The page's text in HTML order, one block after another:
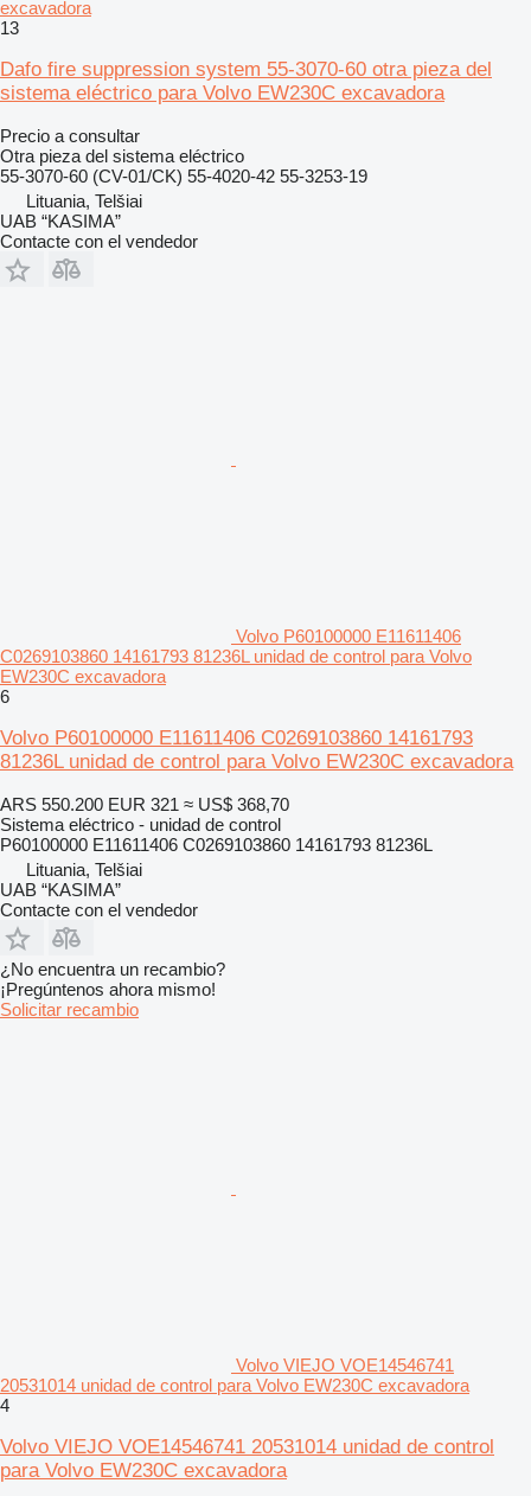
excavadora
13
Dafo fire suppression system 55-3070-60 otra pieza del
sistema eléctrico para Volvo EW230C excavadora
Precio a consultar
Otra pieza del sistema eléctrico
55-3070-60 (CV-01/CK) 55-4020-42 55-3253-19
Lituania, Telšiai
UAB “KASIMA”
Contacte con el vendedor
Volvo P60100000 E11611406
C0269103860 14161793 81236L unidad de control para Volvo
EW230C excavadora
6
Volvo P60100000 E11611406 C0269103860 14161793
81236L unidad de control para Volvo EW230C excavadora
ARS 550.200 EUR 321 ≈ US$ 368,70
Sistema eléctrico - unidad de control
P60100000 E11611406 C0269103860 14161793 81236L
Lituania, Telšiai
UAB “KASIMA”
Contacte con el vendedor
¿No encuentra un recambio?
¡Pregúntenos ahora mismo!
Solicitar recambio
Volvo VIEJO VOE14546741
20531014 unidad de control para Volvo EW230C excavadora
4
Volvo VIEJO VOE14546741 20531014 unidad de control
para Volvo EW230C excavadora